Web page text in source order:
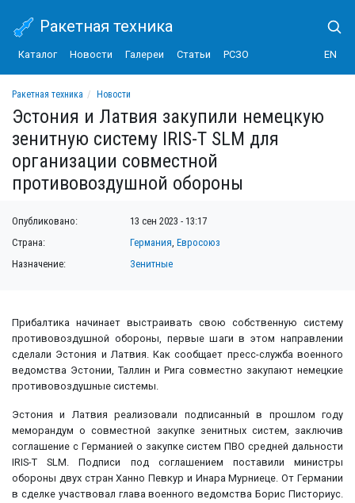
Ракетная техника
Каталог Новости Галереи Статьи РСЗО EN
Ракетная техника
Новости
Эстония и Латвия закупили немецкую зенитную систему IRIS-T SLM для
Эстония и Латвия закупили немецкую
зенитную систему IRIS-T SLM для
организации совместной
противовоздушной обороны
Опубликовано:
13 сен 2023 - 13:17
Страна:
Германия,Евросоюз
Назначение:
Зенитные
Прибалтика начинает выстраивать свою собственную систему
противовоздушной обороны, первые шаги в этом направлении
сделали Эстония и Латвия. Как сообщает пресс-служба военного
ведомства Эстонии, Таллин и Рига совместно закупают немецкие
противовоздушные системы.
Эстония и Латвия реализовали подписанный в прошлом году
меморандум о совместной закупке зенитных систем, заключив
соглашение с Германией о закупке систем ПВО средней дальности
IRIS-T SLM. Подписи под соглашением поставили министры
обороны двух стран Ханно Певкур и Инара Мурниеце. От Германии
в сделке участвовал глава военного ведомства Борис Писториус.